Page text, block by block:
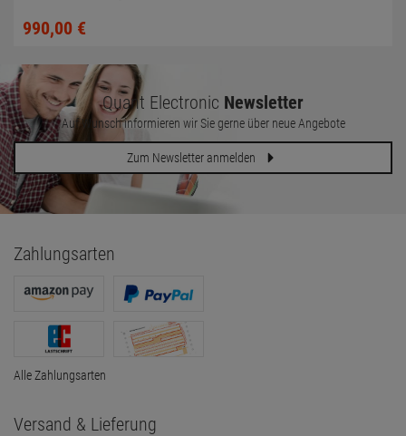
990,00 €
Quant Electronic Newsletter
Auf Wunsch informieren wir Sie gerne über neue Angebote
Zum Newsletter anmelden
Zahlungsarten
Alle Zahlungsarten
Versand & Lieferung